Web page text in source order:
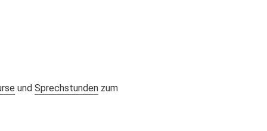
und Sprechstunden zum